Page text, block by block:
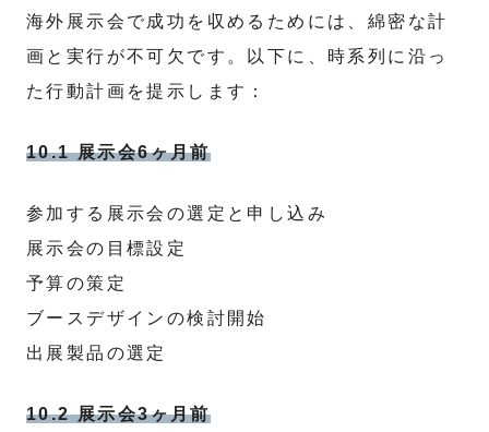
海外展示会で成功を収めるためには、綿密な計
画と実行が不可欠です。以下に、時系列に沿っ
た行動計画を提示します：
10.1 展示会6ヶ月前
参加する展示会の選定と申し込み
展示会の目標設定
予算の策定
ブースデザインの検討開始
出展製品の選定
10.2 展示会3ヶ月前